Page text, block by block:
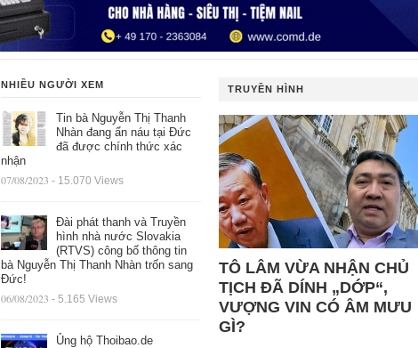
NHIỀU NGƯỜI XEM
Tin bà Nguyễn Thị Thanh
Nhàn đang ẩn náu tại Đức
đã được chính thức xác
nhận
07/08/2023 - 15.070 Views
Đài phát thanh và Truyền
hình nhà nước Slovakia
(RTVS) công bố thông tin
bà Nguyễn Thị Thanh Nhàn trốn sang
Đức!
06/08/2023 - 5.165 Views
Ủng hộ Thoibao.de
TRUYỀN HÌNH
TÔ LÂM VỪA NHẬN CHỦ
TỊCH ĐÃ DÍNH „DỚP“,
VƯỢNG VIN CÓ ÂM MƯU
GÌ?